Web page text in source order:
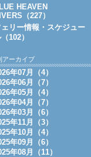
HEAVEN
（227）
ェリー情報・スケジュー
102）
アーカイブ
年07月（4）
年06月（7）
年05月（4）
年04月（7）
年03月（6）
年11月（3）
年10月（4）
年09月（6）
年08月（11）